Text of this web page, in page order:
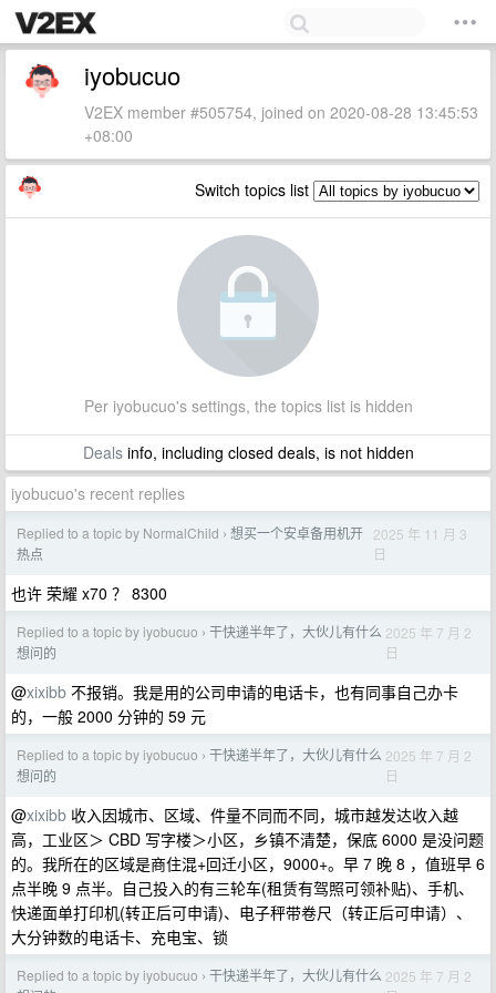
iyobucuo
V2EX member #505754, joined on 2020-08-28 13:45:53
+08:00
Switch topics list
Per iyobucuo's settings, the topics list is hidden
Dealsinfo, including closed deals, is not hidden
iyobucuo's recent replies
Replied to a topic by NormalChild › 想买一个安卓备用机开
热点
2025 年 11 月 3
日
也许 荣耀 x70 ？ 8300
Replied to a topic by iyobucuo › 干快递半年了，大伙儿有什么
想问的
2025 年 7 月 2
日
@xixibb 不报销。我是用的公司申请的电话卡，也有同事自己办卡
的，一般 2000 分钟的 59 元
Replied to a topic by iyobucuo › 干快递半年了，大伙儿有什么
想问的
2025 年 7 月 2
日
@xixibb 收入因城市、区域、件量不同而不同，城市越发达收入越
高，工业区＞ CBD 写字楼＞小区，乡镇不清楚，保底 6000 是没问题
的。我所在的区域是商住混+回迁小区，9000+。早 7 晚 8 ，值班早 6
点半晚 9 点半。自己投入的有三轮车(租赁有驾照可领补贴)、手机、
快递面单打印机(转正后可申请)、电子秤带卷尺（转正后可申请）、
大分钟数的电话卡、充电宝、锁
Replied to a topic by iyobucuo › 干快递半年了，大伙儿有什么 2025 年 7 月 2